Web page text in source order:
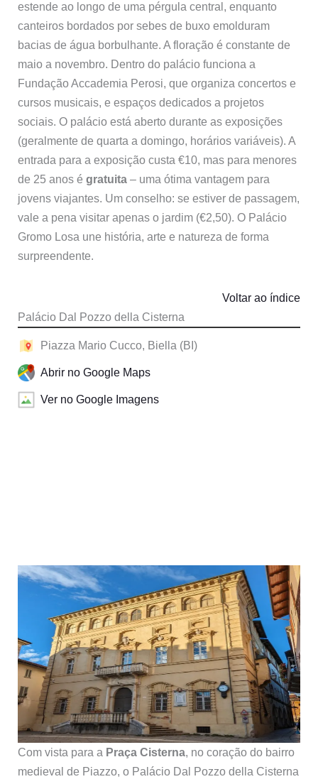
estende ao longo de uma pérgula central, enquanto
canteiros bordados por sebes de buxo emolduram
bacias de água borbulhante. A floração é constante de
maio a novembro. Dentro do palácio funciona a
Fundação Accademia Perosi, que organiza concertos e
cursos musicais, e espaços dedicados a projetos
sociais. O palácio está aberto durante as exposições
(geralmente de quarta a domingo, horários variáveis). A
entrada para a exposição custa €10, mas para menores
de 25 anos é gratuita– uma ótima vantagem para
jovens viajantes. Um conselho: se estiver de passagem,
vale a pena visitar apenas o jardim (€2,50). O Palácio
Gromo Losa une história, arte e natureza de forma
surpreendente.
Palácio Dal Pozzo della Cisterna
Voltar ao índice
Piazza Mario Cucco, Biella (BI)
Abrir no Google Maps
Ver no Google Imagens
Com vista para a Praça Cisterna, no coração do bairro
medieval de Piazzo, o Palácio Dal Pozzo della Cisterna